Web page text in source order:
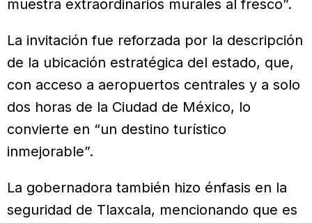
muestra extraordinarios murales al fresco”.
La invitación fue reforzada por la descripción
de la ubicación estratégica del estado, que,
con acceso a aeropuertos centrales y a solo
dos horas de la Ciudad de México, lo
convierte en “un destino turístico
inmejorable”.
La gobernadora también hizo énfasis en la
seguridad de Tlaxcala, mencionando que es